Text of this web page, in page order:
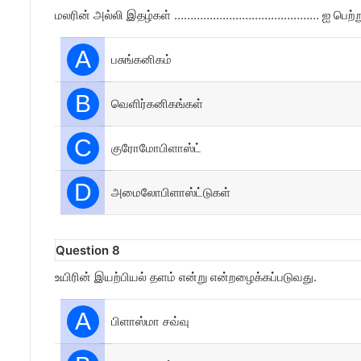
மலரின் அல்லி இதழ்கள் ……………………………………… ஐ
A பசுங்கனிகம்
B வெளிர்கனிகங்கள்
C குரோமோபிளாஸ்ட்
D அமைலோபிளாஸ்ட்டுகள்
Question 8
உயிரின் இயற்பியல் தளம் என்று என்றழைக்கப்படுவது.
A பிளாஸ்மா சவ்வு